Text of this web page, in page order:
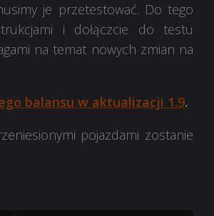
je przetestować. Do tego
i dołączcie do testu
na temat nowych zmian na
balansu w aktualizacji 1.9.
pojazdami zostanie